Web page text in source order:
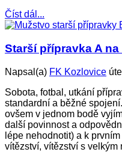
Číst dál...
Starší přípravka A
Napsal(a) FK Kozlovice
Sobota, fotbal, utkání
standardní a běžné
ovšem v jednom bodě
další povinnost a
lépe nehodnotit) a k
vítězství, vítězství s velkým